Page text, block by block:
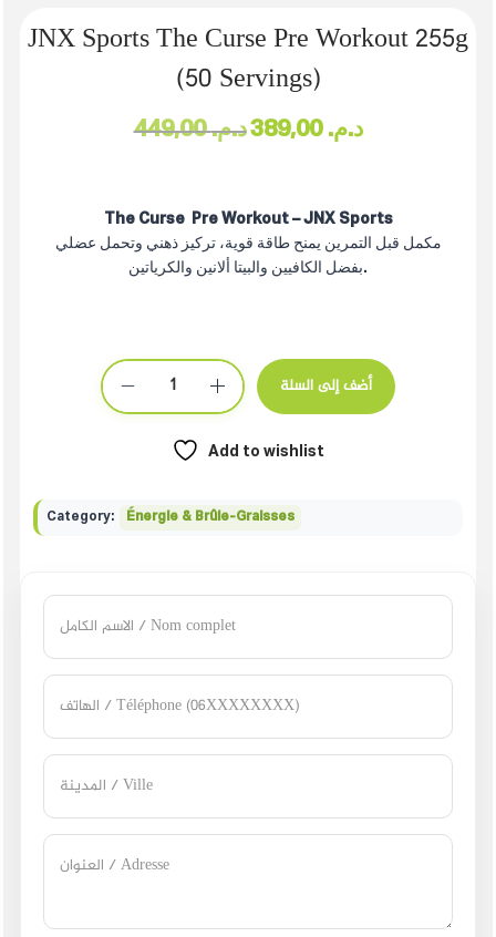
JNX Sports The Curse Pre Workout 255g
(50 Servings)
د.م.449,00 د.م. 389,00
The Curse Pre Workout – JNX Sports
مكمل قبل التمرين يمنح طاقة قوية، تركيز ذهني وتحمل عضلي
بفضل الكافيين والبيتا ألانين والكرياتين.
أضف إلى السلة
Add to wishlist
Category: Énergie & Brûle-Graisses